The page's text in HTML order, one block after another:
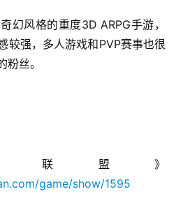
幻风格的重度3D ARPG手游，
较强，多人游戏和PVP赛事也很
丝。
联盟》
game/show/1595